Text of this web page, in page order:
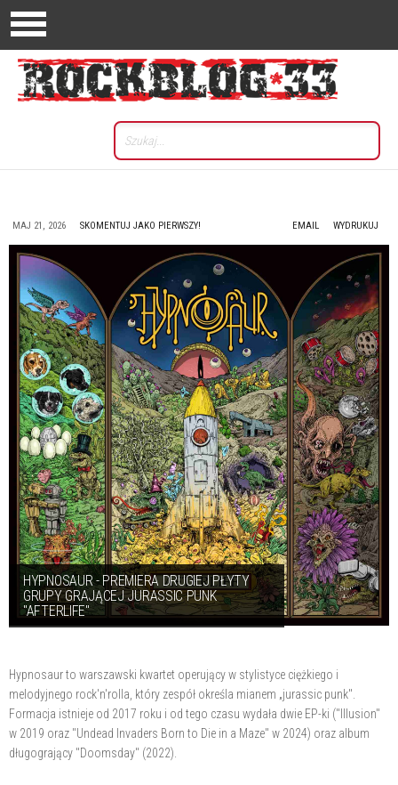
MAJ 21, 2026 WYDRUKUJ
EMAIL
SKOMENTUJ JAKO PIERWSZY!
HYPNOSAUR - PREMIERA DRUGIEJ PŁYTY
GRUPY GRAJĄCEJ JURASSIC PUNK
"AFTERLIFE"
Hypnosaur to warszawski kwartet operujący w stylistyce ciężkiego i
melodyjnego rock'n'rolla, który zespół określa mianem „jurassic punk".
Formacja istnieje od 2017 roku i od tego czasu wydała dwie EP-ki ("Illusion"
w 2019 oraz "Undead Invaders Born to Die in a Maze" w 2024) oraz album
długogrający "Doomsday" (2022).